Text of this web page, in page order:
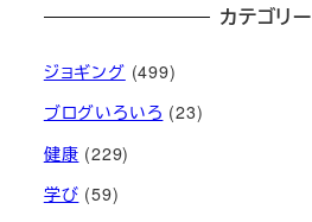
カテゴリー
ジョギング (499)
ブログいろいろ (23)
健康 (229)
学び (59)